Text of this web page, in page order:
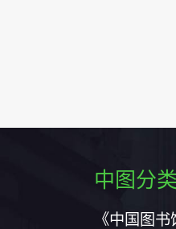
中图分
《中国图